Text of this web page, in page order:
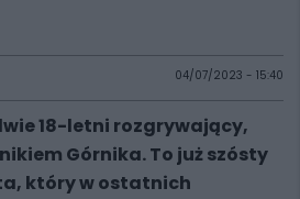
04/07/2023 - 15:40
18-letni rozgrywający,
Górnika. To już szósty
który w ostatnich